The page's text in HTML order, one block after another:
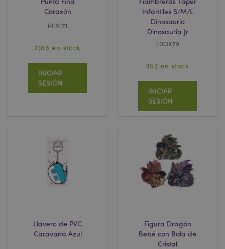
Corazón
PEN171
2016 en stock
INICIAR
SESIÓN
Infantiles S/M/L
Dinosaurio
Dinosauria Jr
LBOX79
352 en stock
INICIAR
SESIÓN
Llavero de PVC
Caravana Azul
Figura Dragón
Bebé con Bola de
Cristal